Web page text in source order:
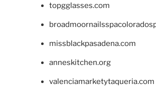
topgglasses.com
missblackpasadena.com
anneskitchen.org
valenciamarketytaqueria.com